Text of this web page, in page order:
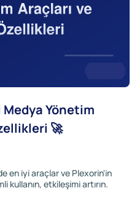
Yönetim
🚀
en iyi araçlar ve Plexorin'in
kullanın, etkileşimi artırın.